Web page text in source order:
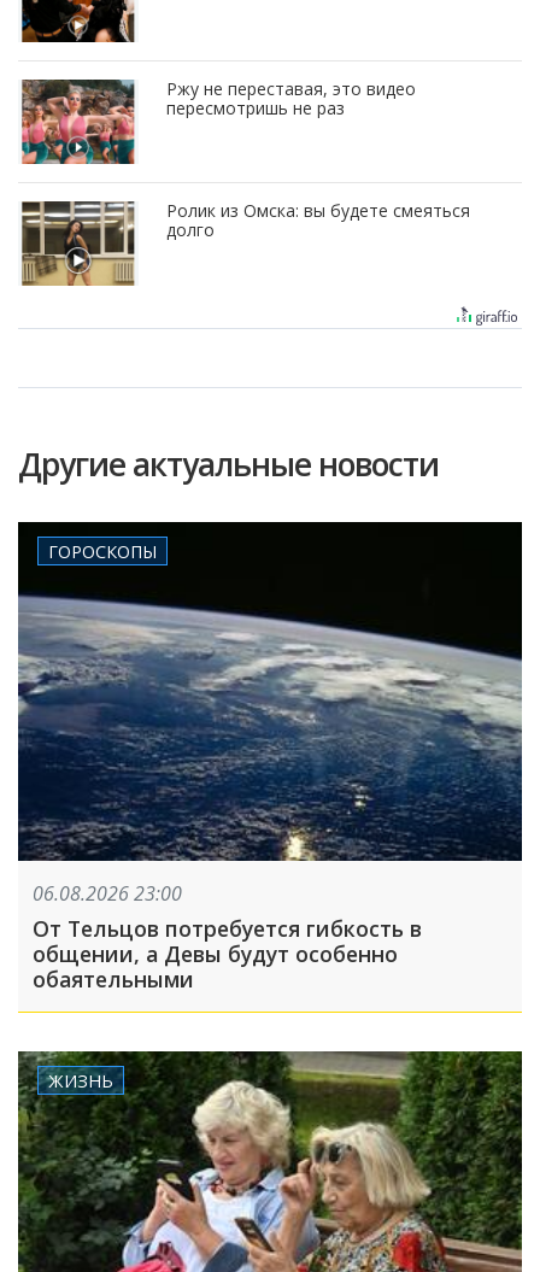
Ржу не переставая, это видео
пересмотришь не раз
Ролик из Омска: вы будете смеяться
долго
Другие актуальные новости
ГОРОСКОПЫ
06.08.2026 23:00
От Тельцов потребуется гибкость в
общении, а Девы будут особенно
обаятельными
ЖИЗНЬ